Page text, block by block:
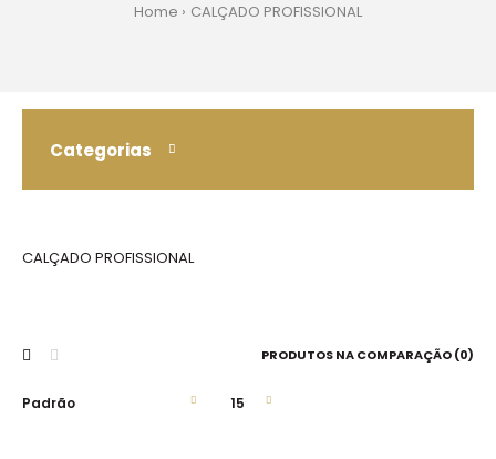
Home CALÇADO PROFISSIONAL
Categorias
CALÇADO PROFISSIONAL
PRODUTOS NA COMPARAÇÃO (0)